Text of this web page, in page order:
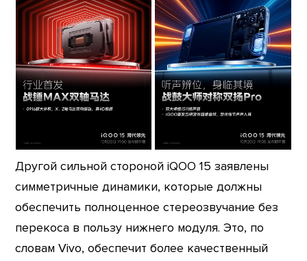
Другой сильной стороной iQOO 15 заявлены
симметричные динамики, которые должны
обеспечить полноценное стереозвучание без
перекоса в пользу нижнего модуля. Это, по
словам Vivo, обеспечит более качественный